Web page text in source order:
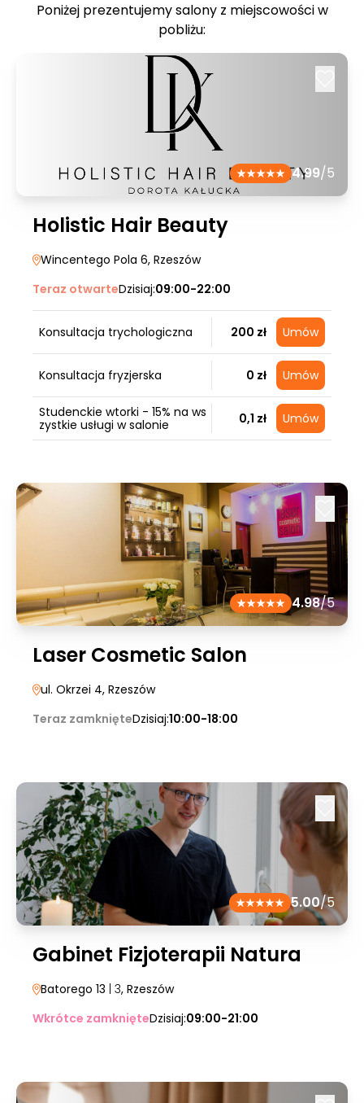
Poniżej prezentujemy salony z miejscowości w
pobliżu:
4.99/5
Holistic Hair Beauty
Wincentego Pola 6, Rzeszów
Teraz otwarteDzisiaj:09:00-22:00
Konsultacja trychologiczna 200 zł Umów
Konsultacja fryzjerska 0 zł Umów
Studenckie wtorki - 15% na ws
zystkie usługi w salonie
0,1 zł Umów
4.98/5
Laser Cosmetic Salon
ul. Okrzei 4, Rzeszów
Teraz zamknięteDzisiaj:10:00-18:00
5.00/5
Gabinet Fizjoterapii Natura
Batorego 13 | 3, Rzeszów
Wkrótce zamknięteDzisiaj:09:00-21:00